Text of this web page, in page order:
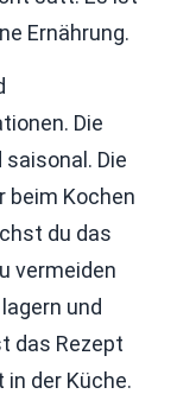
Ernährung.
Die
Die
Kochen
du das
vermeiden
und
das Rezept
der Küche.